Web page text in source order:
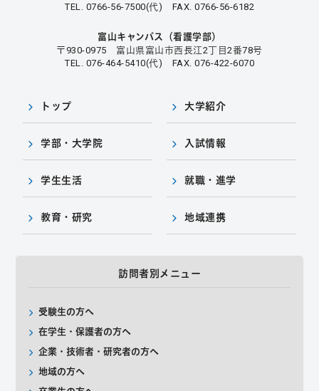
TEL. 0766-56-7500(代) FAX. 0766-56-6182
富山キャンパス（看護学部）
〒930-0975 富山県富山市西長江2丁目2番78号
TEL. 076-464-5410(代) FAX. 076-422-6070
トップ 大学紹介
学部・大学院 入試情報
学生生活 就職・進学
教育・研究 地域連携
訪問者別メニュー
受験生の方へ
在学生・保護者の方へ
企業・技術者・研究者の方へ
地域の方へ